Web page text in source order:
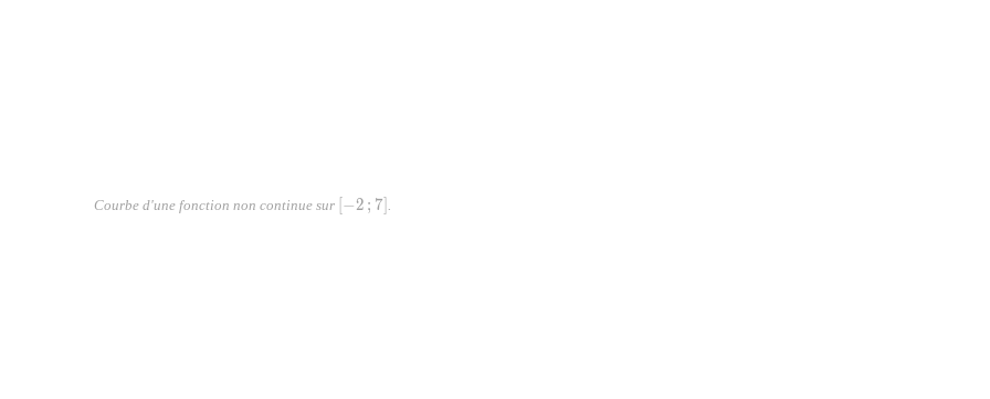
Courbe d'une fonction non continue sur
[-2\,;7]
[−2 ; 7].